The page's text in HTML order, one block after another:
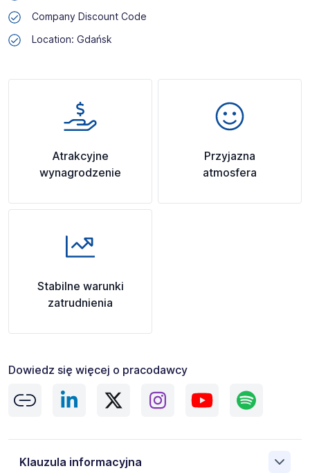
Company Discount Code
Location: Gdańsk
Atrakcyjne
wynagrodzenie
Przyjazna
atmosfera
Stabilne warunki
zatrudnienia
Dowiedz się więcej o pracodawcy
Klauzula informacyjna